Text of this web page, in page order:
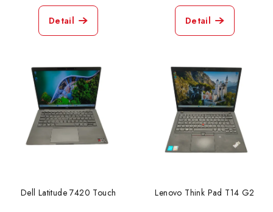
Detail Detail
Dell Latitude 7420 Touch Lenovo Think Pad T14 G2